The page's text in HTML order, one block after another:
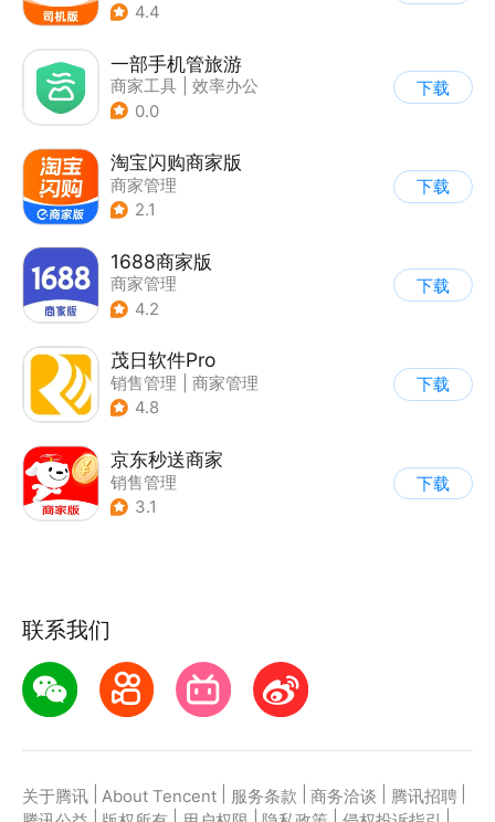
4.4
一部手机管旅游
商家工具
效率办公
| 商家管理
0.0
下载
淘宝闪购商家版
商家管理
2.1
下载
1688商家版
商家管理
4.2
下载
茂日软件Pro
销售管理
商家管理
4.8
下载
京东秒送商家
销售管理
3.1
下载
联系我们
关于腾讯 About Tencent 服务条款 商务洽谈 腾讯招聘